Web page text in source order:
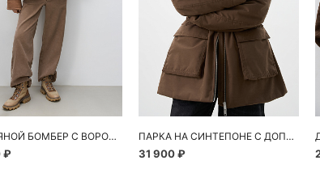
ШЕРСТЯНОЙ БОМБЕР С ВОРОТНИКОМ-СТОЙКОЙ
₽
ПАРКА НА СИНТЕПОНЕ С ДОПОЛНИТЕЛЬНЫМ ВОРОТНИКОМ
31 900 ₽